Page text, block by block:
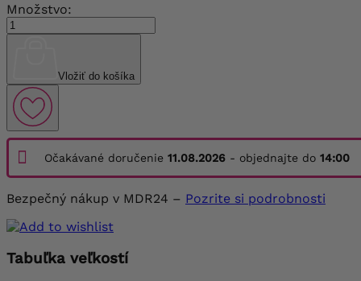
Množstvo:
Vložiť do košíka
Očakávané doručenie 11.08.2026 - objednajte do 14:00
Bezpečný nákup v MDR24 – Pozrite si podrobnosti
Tabuľka veľkostí